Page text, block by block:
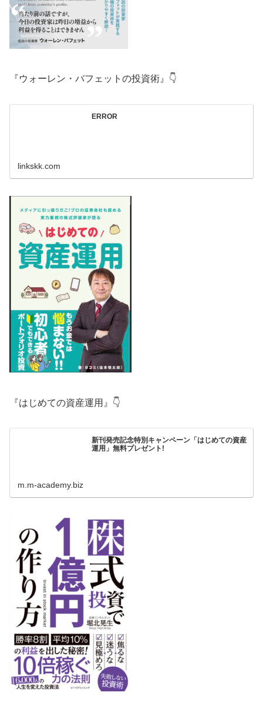
『ウォーレン・バフェットの投資術』👇
ERROR
linkskk.com
『はじめての資産運用』👇
新刊発売記念特別キャンペーン「はじめての資産
運用」無料プレゼント!
m.m-academy.biz